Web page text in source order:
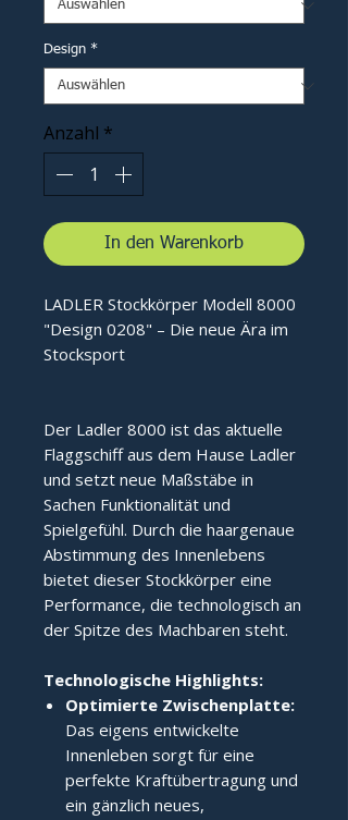
Design *
Anzahl *
In den Warenkorb
LADLER Stockkörper Modell 8000
"Design 0208" – Die neue Ära im
Stocksport
Der Ladler 8000 ist das aktuelle
Flaggschiff aus dem Hause Ladler
und setzt neue Maßstäbe in
Sachen Funktionalität und
Spielgefühl. Durch die haargenaue
Abstimmung des Innenlebens
bietet dieser Stockkörper eine
Performance, die technologisch an
der Spitze des Machbaren steht.
Technologische Highlights:
Optimierte Zwischenplatte:
Das eigens entwickelte
Innenleben sorgt für eine
perfekte Kraftübertragung und
ein gänzlich neues,